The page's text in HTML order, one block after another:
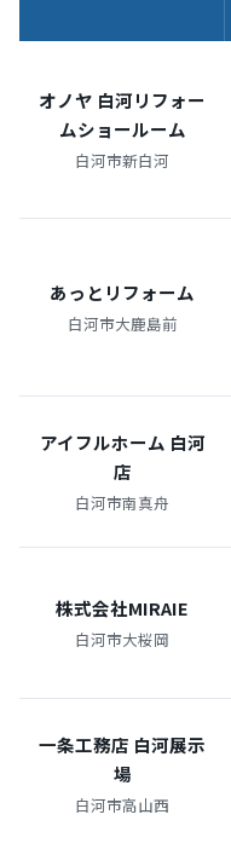
オノヤ 白河リフォー
ムショールーム
白河市新白河
あっとリフォーム
白河市大鹿島前
アイフルホーム 白河
店
白河市南真舟
株式会社MIRAIE
白河市大桜岡
一条工務店 白河展示
場
白河市高山西